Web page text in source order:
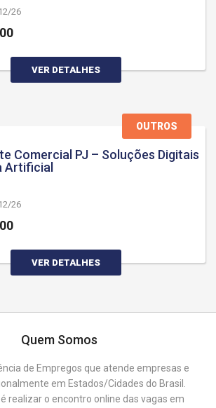
26
VER DETALHES
OUTROS
Comercial PJ – Soluções Digitais
Artificial
26
VER DETALHES
Quem Somos
de Empregos que atende empresas e
em Estados/Cidades do Brasil.
realizar o encontro online das vagas em